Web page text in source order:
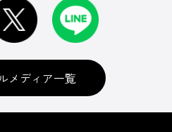
メディア一覧